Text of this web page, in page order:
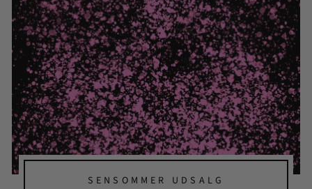
SENSOMMER UDSALG